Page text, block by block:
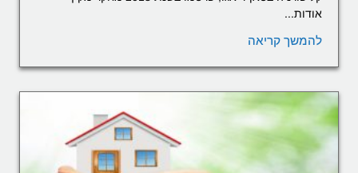
אודות...
להמשך קריאה